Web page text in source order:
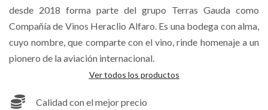
desde 2018 forma parte del grupo Terras Gauda como
Compañía de Vinos Heraclio Alfaro. Es una bodega con alma,
cuyo nombre, que comparte con el vino, rinde homenaje a un
pionero de la aviación internacional.
Ver todos los productos
Calidad con el mejor precio